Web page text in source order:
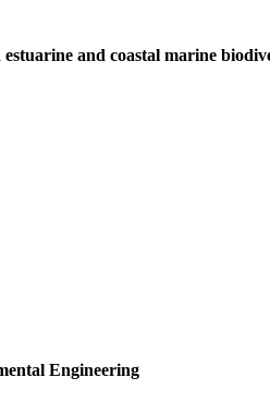
and coastal marine
Engineering